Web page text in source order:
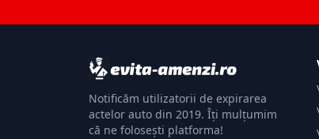
Notificăm utilizatorii de expirarea
actelor auto din 2019. Îți mulțumim
că ne folosești platforma!